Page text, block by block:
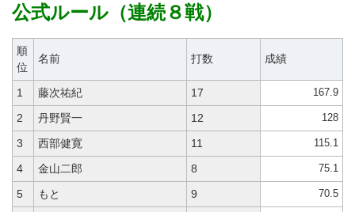
公式ルール（連続８戦）
順
位
名前 打数 成績
1 藤次祐紀 17 167.9
2 丹野賢一 12 128
3 西部健寛 11 115.1
4 金山二郎 8 75.1
5 もと 9 70.5